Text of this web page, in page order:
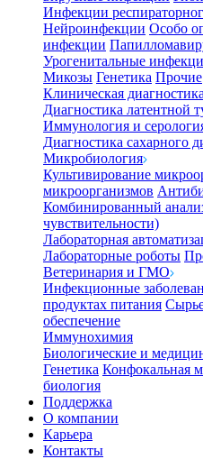
Инфекции
Нейроинфекции Особо
инфекции
Урогенитальные
Микозы Генетика Прочие
Клиническая диагностика
Диагностика латентной
Иммунология и
Диагностика сахарного
Микробиология
Культивирование
микроорганизмов
Комбинированный
чувствительности)
Лабораторная
Лабораторные роботы
Ветеринария и ГМО
Инфекционные
продуктах питания
обеспечение
Иммунохимия
Биологические и
Генетика Конфокальная
биология
Поддержка
О компании
Карьера
Контакты